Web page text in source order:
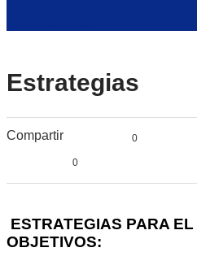
Estrategias
Compartir 0
0
ESTRATEGIAS PARA
OBJETIVOS: